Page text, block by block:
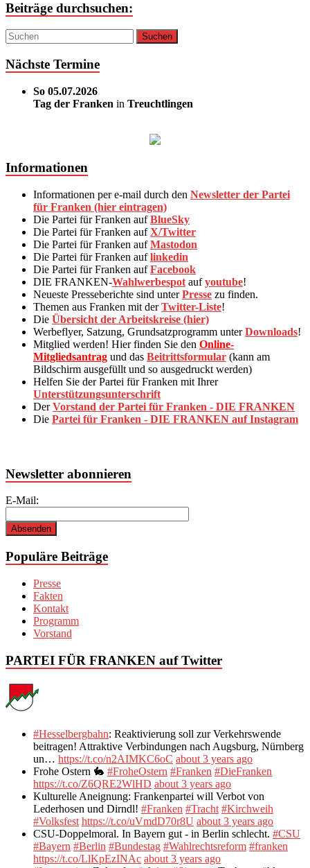
Beiträge durchsuchen:
Nächste Termine
So 05.07.2026
Tag der Franken in Treuchtlingen
Informationen
Informationen per e-mail durch den Newsletter der Partei
für Franken (hier eintragen)
Die Partei für Franken aufBlueSky
Die Partei für Franken aufX/Twitter
Die Partei für Franken aufMastodon
Die Partei für Franken auflinkedin
Die Partei für Franken aufFacebook
DIE FRANKEN-Wahlwerbespot aufyoutube!
Neueste Presseberichte sind unterPresse zu finden.
Themen aus Franken mit derTwitter-Liste!
Die Übersicht der Arbeitskreise (hier)
Werbeflyer, Satzung, Grundsatzprogramm unterDownloads!
Mitglied werden! Hier finden Sie den Online-
Mitgliedsantrag und das Beitrittsformular (kann am
Bildschirm ausgefüllt und so ausgedruckt werden)
Helfen Sie der Partei für Franken mit Ihrer
Unterstützungsunterschrift
DerVorstand der Partei für Franken - DIE FRANKEN
Die Partei für Franken - DIE FRANKEN auf Instagram
Newsletter abonnieren
E-Mail:
Populäre Beiträge
Presse
Fakten
Kontakt
Programm
Vorstand
PARTEI FÜR FRANKEN auf Twitter
#Hesselbergbahn: Reaktivierung soll zur Verkehrswende
beitragen! Attraktive Verbindungen nach Augsburg, Nürnberg
un… https://t.co/n2AIMKC6oC about 3 years ago
Frohe Ostern 🐇 #FroheOstern #Franken #DieFranken
https://t.co/Z6QRE2WlHD about 3 years ago
Kulturelle Aneignung: Frankenpartei will Verbot von
Lederhosen und Dirndl! #Franken #Tracht #Kirchweih
#Volksfest https://t.co/uVmdD70r8U about 3 years ago
CSU-Doppelmoral. In Bayern gut - in Berlin schlecht. #CSU
#Bayern #Berlin #Bundestag #Wahlrechtsreform #franken
https://t.co/LlKpEzINAc about 3 years ago